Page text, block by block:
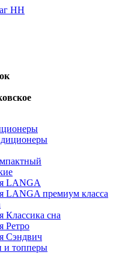
LANGA
LANGA премиум класса
Классика сна
Ретро
Сэндвич
и топперы